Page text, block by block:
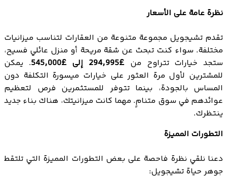
نظرة عامة على الأسعار
تقدم تشيجويل مجموعة متنوعة من العقارات لتناسب ميزانيات
مختلفة. سواء كنت تبحث عن شقة مريحة أو منزل عائلي فسيح،
ستجد خيارات تتراوح من £294,995 إلى £545,000
. يمكن
للمشترين لأول مرة العثور على خيارات ميسورة التكلفة دون
المساس بالجودة، بينما تتوفر للمستثمرين فرص لتعظيم
عوائدهم في سوق متنامٍ. مهما كانت ميزانيتك، هناك بناء جديد
ينتظرك.
التطورات المميزة
دعنا نلقي نظرة فاحصة على بعض التطورات المميزة التي تلتقط
جوهر حياة تشيجويل: